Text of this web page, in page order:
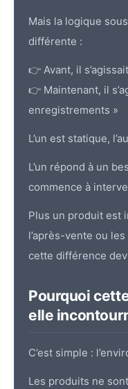
Mais la logique
différente :
👉 Avant, il
👉 Maintenant, il
enregistrements »
L’un est statique,
L’un répond à un
commence à
Plus un produit est
l’après-vente ou
cette différence
Pourquoi
elle
C’est simple :
Les produits ne